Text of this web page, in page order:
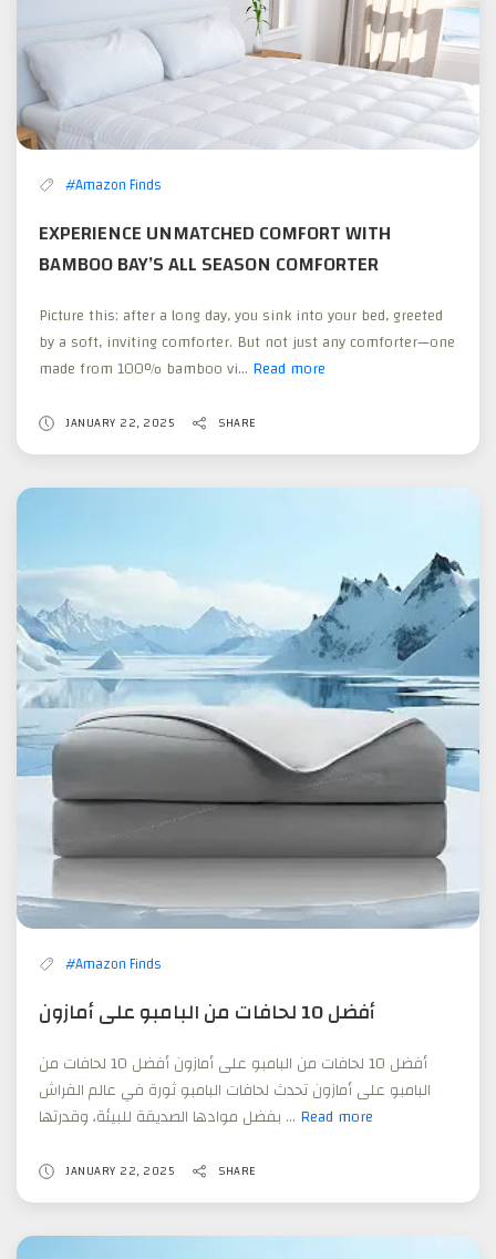
#Amazon Finds
EXPERIENCE UNMATCHED COMFORT WITH
BAMBOO BAY’S ALL SEASON COMFORTER
Picture this: after a long day, you sink into your bed, greeted
by a soft, inviting comforter. But not just any comforter—one
made from 100% bamboo vi... Read more
with
Comforter
JANUARY 22, 2025 SHARE
#Amazon Finds
أفضل 10 لحافات من البامبو على أمازون
أفضل 10 لحافات من البامبو على أمازون أفضل 10 لحافات من
البامبو على أمازون تحدث لحافات البامبو ثورة في عالم الفراش
بفضل موادها الصديقة للبيئة، وقدرتها ... Read more
من
JANUARY 22, 2025 SHARE